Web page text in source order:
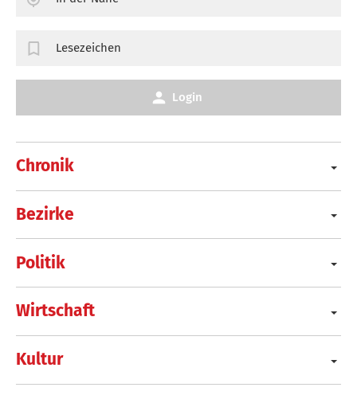
Chronik
Bezirke
Politik
Wirtschaft
Kultur
Lesezeichen
Login